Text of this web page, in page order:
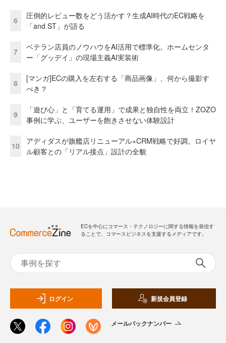
6
圧倒的レビュー数をどう活かす？生成AI時代のEC戦略を
「and ST」が語る
7
ベテラン店員のノウハウをAI活用で標準化。ホームセンタ
ー「グッデイ」の現場主義AI実装術
8
[マンガ]ECの購入を左右する「商品画像」、何から撮影す
べき？
9
「遊び心」と「育てる運用」で成果と独自性を両立！ZOZO
事例に学ぶ、ユーザーを飽きさせない体験設計
10
アディダスが旗艦店リニューアル×CRM戦略で好調。ロイヤ
ル顧客との「リアル接点」設計の全貌
ECを中心にコマース・テクノロジーに関する情報を発信す
ることで、コマースビジネスを支援するメディアです。
ログイン 新規会員登録
メールバックナンバー